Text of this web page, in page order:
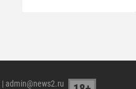
| admin@news2.ru